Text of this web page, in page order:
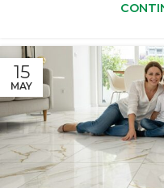
15
MAY